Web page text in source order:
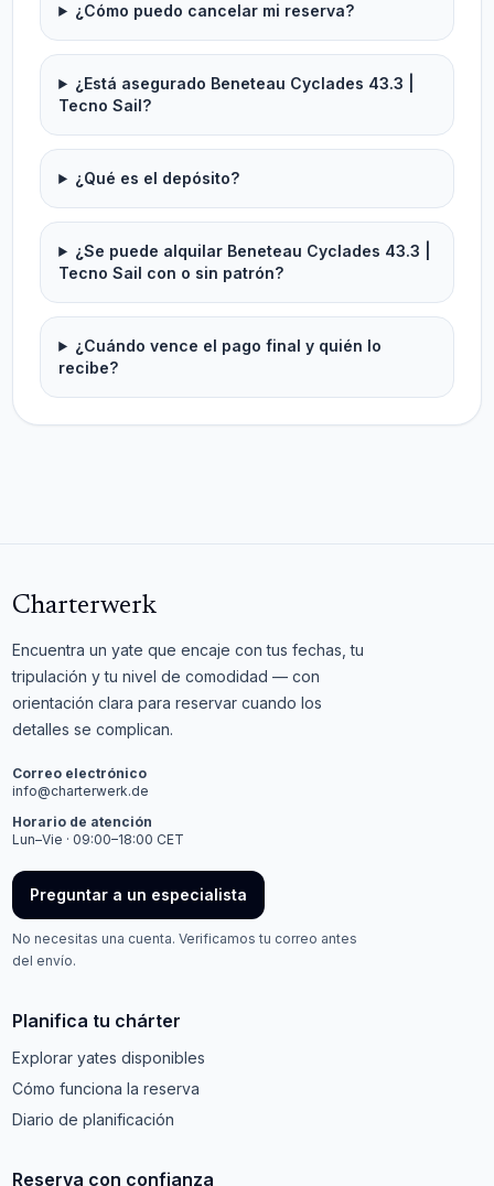
¿Cómo puedo cancelar mi reserva?
¿Está asegurado Beneteau Cyclades 43.3 |
Tecno Sail?
¿Qué es el depósito?
¿Se puede alquilar Beneteau Cyclades 43.3 |
Tecno Sail con o sin patrón?
¿Cuándo vence el pago final y quién lo
recibe?
Charterwerk
Encuentra un yate que encaje con tus fechas, tu
tripulación y tu nivel de comodidad — con
orientación clara para reservar cuando los
detalles se complican.
Correo electrónico
info@charterwerk.de
Horario de atención
Lun–Vie · 09:00–18:00 CET
Preguntar a un especialista
No necesitas una cuenta. Verificamos tu correo antes
del envío.
Planifica tu chárter
Explorar yates disponibles
Cómo funciona la reserva
Diario de planificación
Reserva con confianza